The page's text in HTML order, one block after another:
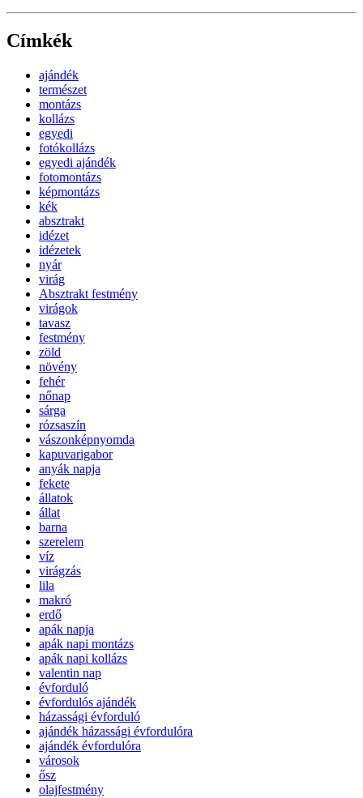
Címkék
ajándék
természet
montázs
kollázs
egyedi
fotókollázs
egyedi ajándék
fotomontázs
képmontázs
kék
absztrakt
idézet
idézetek
nyár
virág
Absztrakt festmény
virágok
tavasz
festmény
zöld
növény
fehér
nőnap
sárga
rózsaszín
vászonképnyomda
kapuvarigabor
anyák napja
fekete
állatok
állat
barna
szerelem
víz
virágzás
lila
makró
erdő
apák napja
apák napi montázs
apák napi kollázs
valentin nap
évforduló
évfordulós ajándék
házassági évforduló
ajándék házassági évfordulóra
ajándék évfordulóra
városok
ősz
olajfestmény